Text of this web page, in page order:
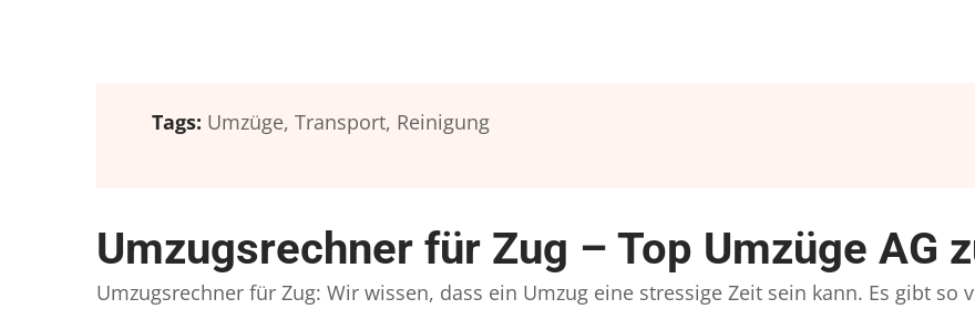
Tags: Umzüge, Transport, Reinigung
Umzugsrechner für Zug – Top Umzüge AG
Umzugsrechner für Zug: Wir wissen, dass ein Umzug eine stressige Zeit sein kann. Es gibt so